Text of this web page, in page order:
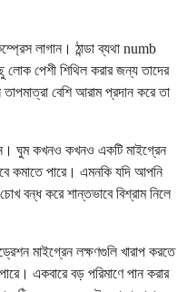
লাগান। ঠান্ডা ব্যথা numb
লোক পেশী শিথিল করার জন্য তাদের
বেশি আরাম প্রদান করে তা
ঘুম কখনও কখনও একটি মাইগ্রেন
কমাতে পারে। এমনকি যদি আপনি
বন্ধ করে শান্তভাবে বিশ্রাম নিলে
মাইগ্রেন লক্ষণগুলি খারাপ করতে
একবারে বড় পরিমাণে পান করার